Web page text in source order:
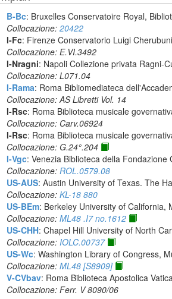
B-Bc: Bruxelles Conservatoire Royal,
Collocazione: 20422
I-Fc: Firenze Conservatorio Luigi Cherubuni
Collocazione: E.VI.3492
I-Nragni: Napoli Collezione privata Ragni-
Collocazione: L071.04
I-Rama: Roma Bibliomediateca
Collocazione: AS Libretti Vol. 14
I-Rsc: Roma Biblioteca musicale
Collocazione: Carv.06924
I-Rsc: Roma Biblioteca musicale
Collocazione: G.24°.204
I-Vgc: Venezia Biblioteca della Fondazione
Collocazione: ROL.0579.08
US-AUS: Austin University of Texas. The
Collocazione: KL-18 880
US-BEm: Berkeley University of California,
Collocazione: ML48 .I7 no.1612
US-CHH: Chapel Hill University of North
Collocazione: IOLC.00737
US-Wc: Washington Library of Congress,
Collocazione: ML48 [S8909]
V-CVbav: Roma Biblioteca Apostolica
Collocazione: Ferr. V 8090/06